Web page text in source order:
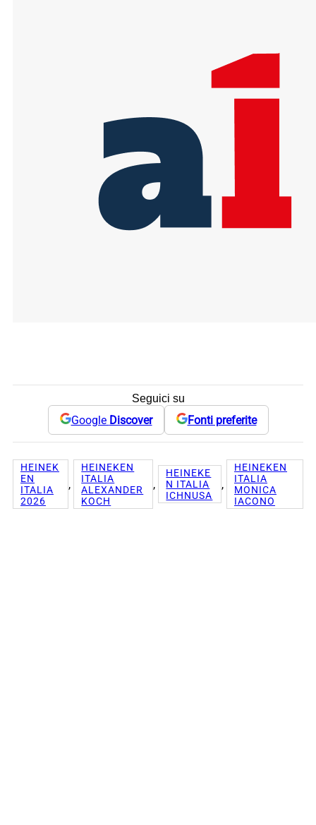
Seguici su
Google Discover Fonti preferite
HEINEK
EN
ITALIA
2026
,
HEINEKEN
ITALIA
ALEXANDER
KOCH
,
HEINEKE
N ITALIA
ICHNUSA
,
HEINEKEN
ITALIA
MONICA
IACONO